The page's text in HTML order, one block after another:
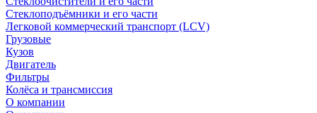
Стеклоподъёмники и его части
Легковой коммерческий транспорт (LCV)
Грузовые
Кузов
Двигатель
Фильтры
Колёса и трансмиссия
О компании